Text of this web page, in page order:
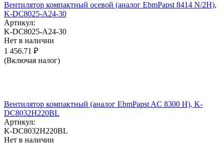
Вентилятор компактный осевой (аналог EbmPapst 8414 N/2H),
K-DC8025-A24-30
Артикул:
K-DC8025-A24-30
Нет в наличии
1 456.71 ₽
(Включая налог)
Вентилятор компактный (аналог EbmPapst AC 8300 H), K-
DC8032H220BL
Артикул:
K-DC8032H220BL
Нет в наличии